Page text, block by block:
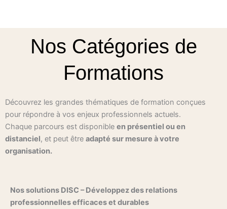
Nos Catégories de
Formations
Découvrez les grandes thématiques de formation conçues
pour répondre à vos enjeux professionnels actuels.
Chaque parcours est disponible en présentiel ou en
distanciel, et peut être adapté sur mesure à votre
organisation.
Nos solutions DISC – Développez des relations
professionnelles efficaces et durables